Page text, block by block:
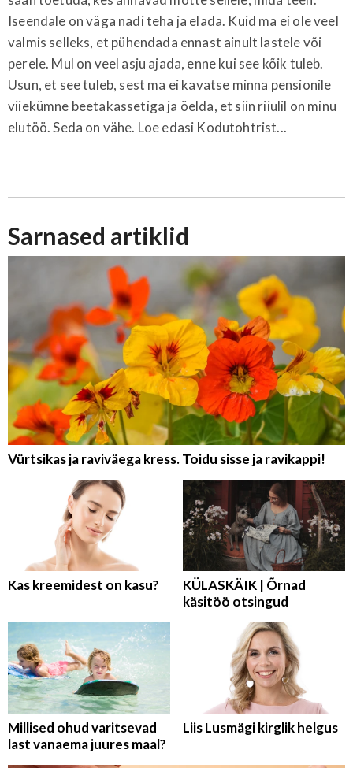
Iseendale on väga nadi teha ja elada. Kuid ma ei ole veel
valmis selleks, et pühendada ennast ainult lastele või
perele. Mul on veel asju ajada, enne kui see kõik tuleb.
Usun, et see tuleb, sest ma ei kavatse minna pensionile
viiekümne beetakassetiga ja öelda, et siin riiulil on minu
elutöö. Seda on vähe. Loe edasi Kodutohtrist...
Sarnased artiklid
Vürtsikas ja raviväega kress. Toidu sisse ja ravikappi!
Kas kreemidest on kasu?
KÜLASKÄIK | Õrnad
käsitöö otsingud
Millised ohud varitsevad
last vanaema juures maal?
Liis Lusmägi kirglik helgus